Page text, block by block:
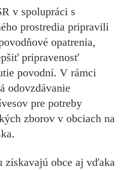
v spolupráci s
prostredia pripravili
opatrenia,
pripravenosť
povodní. V rámci
odovzdávanie
pre potreby
zborov v obciach na
získavajú obce aj vďaka